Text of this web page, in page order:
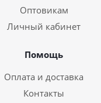
Оптовикам
Личный кабинет
Помощь
Оплата и доставка
Контакты